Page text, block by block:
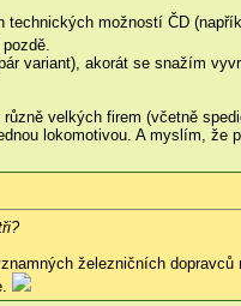
možností ČD
variant), akorát se snažím
velkých firem (včetně
lokomotivou. A myslím, že
železničních